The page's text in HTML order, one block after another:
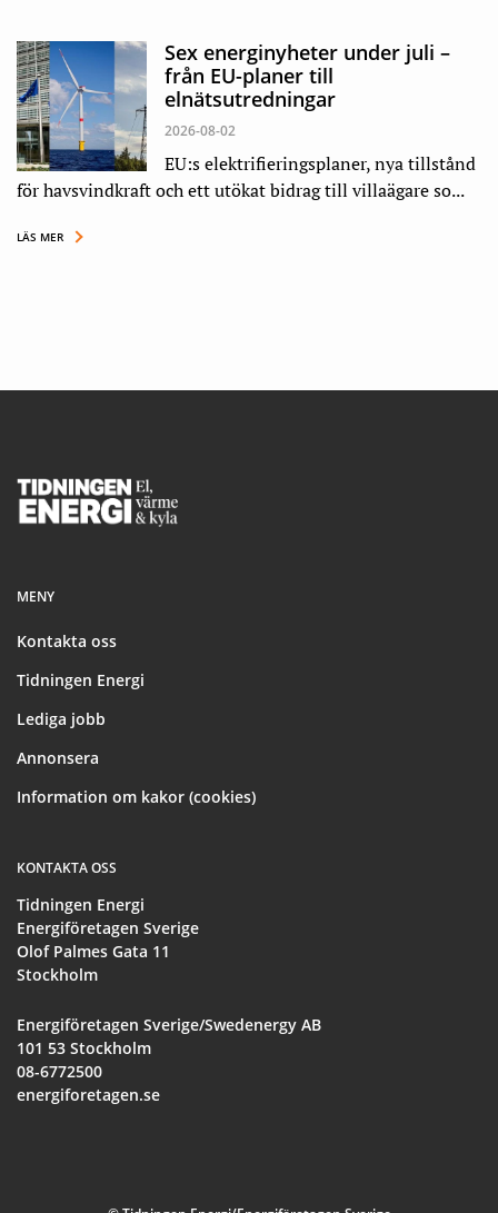
Sex energinyheter under juli –
från EU-planer till
elnätsutredningar
2026-08-02
EU:s elektrifieringsplaner, nya tillstånd
för havsvindkraft och ett utökat bidrag till villaägare so...
LÄS MER
Footer
MENY
Kontakta oss
Tidningen Energi
Lediga jobb
Annonsera
Information om kakor (cookies)
KONTAKTA OSS
Tidningen Energi
Energiföretagen Sverige
Olof Palmes Gata 11
Stockholm
Energiföretagen Sverige/Swedenergy AB
101 53 Stockholm
08-6772500
energiforetagen.se